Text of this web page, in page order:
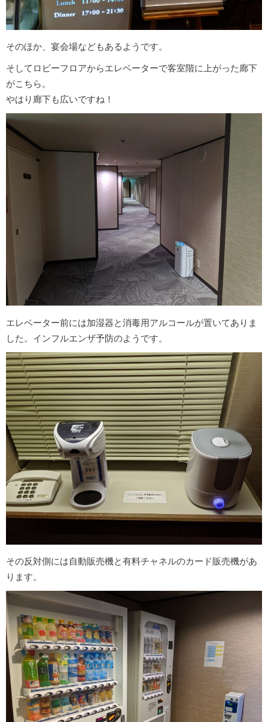
そのほか、宴会場などもあるようです。
そしてロビーフロアからエレベーターで客室階に上がった廊下
がこちら。
やはり廊下も広いですね！
エレベーター前には加湿器と消毒用アルコールが置いてありま
した。インフルエンザ予防のようです。
その反対側には自動販売機と有料チャネルのカード販売機があ
ります。